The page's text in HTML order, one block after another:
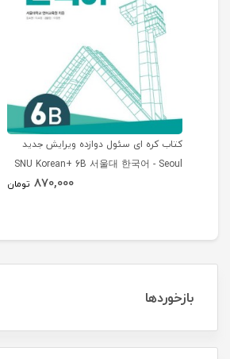
کتاب کره ای سئول دوازده ویرایش جدید
SNU Korean+ 6B 서울대 한국어 - Seoul
870,000 تومان
بازخوردها